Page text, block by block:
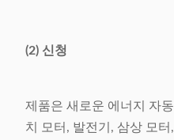
(2) 신청
제품은 새로운 에너지 자
치 모터, 발전기, 삼상 모